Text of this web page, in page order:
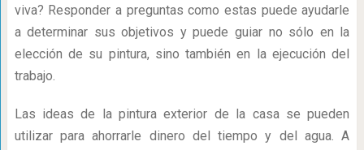
viva? Responder a preguntas como estas puede ayudarle
a determinar sus objetivos y puede guiar no sólo en la
elección de su pintura, sino también en la ejecución del
trabajo.
Las ideas de la pintura exterior de la casa se pueden
utilizar para ahorrarle dinero del tiempo y del agua. A